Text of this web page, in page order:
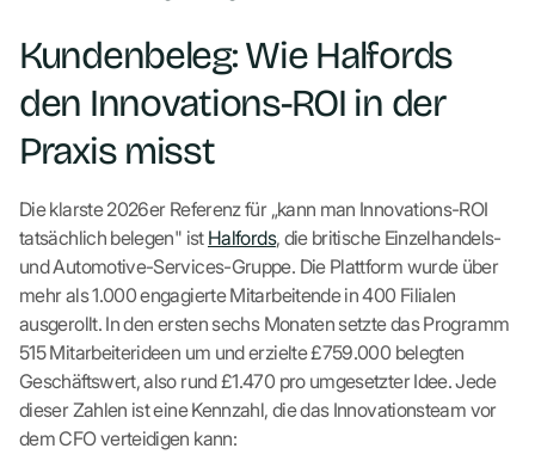
Kundenbeleg: Wie Halfords
den Innovations-ROI in der
Praxis misst
Die klarste 2026er Referenz für „kann man Innovations-ROI
tatsächlich belegen" ist Halfords, die britische Einzelhandels-
und Automotive-Services-Gruppe. Die Plattform wurde über
mehr als 1.000 engagierte Mitarbeitende in 400 Filialen
ausgerollt. In den ersten sechs Monaten setzte das Programm
515 Mitarbeiterideen um und erzielte £759.000 belegten
Geschäftswert, also rund £1.470 pro umgesetzter Idee. Jede
dieser Zahlen ist eine Kennzahl, die das Innovationsteam vor
dem CFO verteidigen kann: